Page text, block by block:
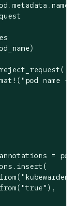
( "pod name
=
"true" ),